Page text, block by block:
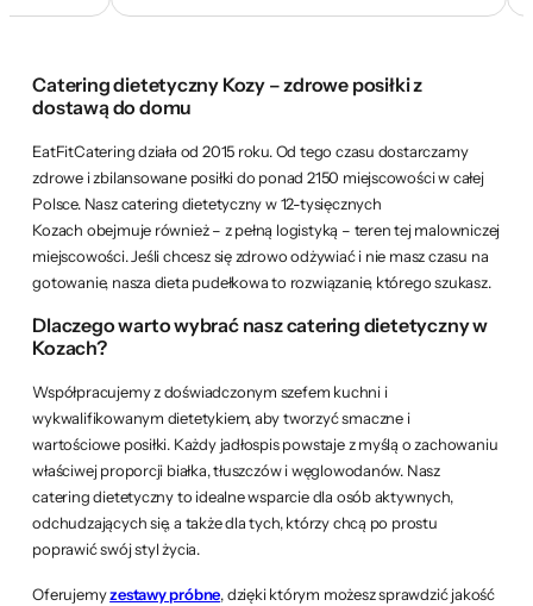
Catering dietetyczny Kozy – zdrowe posiłki z
dostawą do domu
EatFitCatering działa od 2015 roku. Od tego czasu dostarczamy
zdrowe i zbilansowane posiłki do ponad 2150 miejscowości w całej
Polsce. Nasz catering dietetyczny w 12-tysięcznych
Kozach obejmuje również – z pełną logistyką – teren tej malowniczej
miejscowości. Jeśli chcesz się zdrowo odżywiać i nie masz czasu na
gotowanie, nasza dieta pudełkowa to rozwiązanie, którego szukasz.
Dlaczego warto wybrać nasz catering dietetyczny w
Kozach?
Współpracujemy z doświadczonym szefem kuchni i
wykwalifikowanym dietetykiem, aby tworzyć smaczne i
wartościowe posiłki. Każdy jadłospis powstaje z myślą o zachowaniu
właściwej proporcji białka, tłuszczów i węglowodanów. Nasz
catering dietetyczny to idealne wsparcie dla osób aktywnych,
odchudzających się, a także dla tych, którzy chcą po prostu
poprawić swój styl życia.
Oferujemyzestawy próbne, dzięki którym możesz sprawdzić jakość